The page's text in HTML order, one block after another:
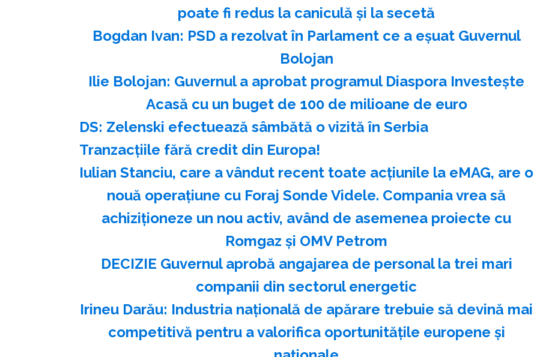
poate fi redus la caniculă şi la secetă
Bogdan Ivan: PSD a rezolvat în Parlament ce a eşuat Guvernul
Bolojan
Ilie Bolojan: Guvernul a aprobat programul Diaspora Investeşte
Acasă cu un buget de 100 de milioane de euro
DS: Zelenski efectuează sâmbătă o vizită în Serbia
Tranzacțiile fără credit din Europa!
Iulian Stanciu, care a vândut recent toate acțiunile la eMAG, are o
nouă operațiune cu Foraj Sonde Videle. Compania vrea să
achiziționeze un nou activ, având de asemenea proiecte cu
Romgaz și OMV Petrom
DECIZIE Guvernul aprobă angajarea de personal la trei mari
companii din sectorul energetic
Irineu Darău: Industria naţională de apărare trebuie să devină mai
competitivă pentru a valorifica oportunităţile europene şi